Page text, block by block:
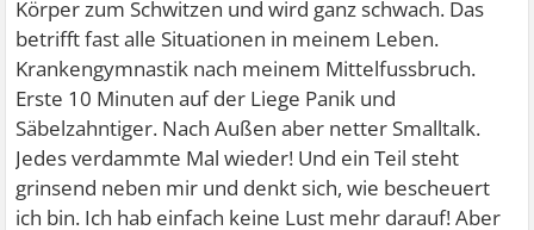
Körper zum Schwitzen und wird ganz schwach. Das
betrifft fast alle Situationen in meinem Leben.
Krankengymnastik nach meinem Mittelfussbruch.
Erste 10 Minuten auf der Liege Panik und
Säbelzahntiger. Nach Außen aber netter Smalltalk.
Jedes verdammte Mal wieder! Und ein Teil steht
grinsend neben mir und denkt sich, wie bescheuert
ich bin. Ich hab einfach keine Lust mehr darauf! Aber